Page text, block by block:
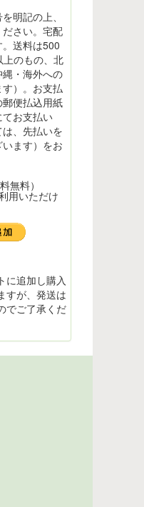
明記の上、
さい。宅配
送料は500
のもの、北
・海外への
）。お支払
便払込用紙
てお支払い
は、先払いを
ます）をお
無料）
用いただけ
に追加し購入
すが、発送は
でご了承くだ